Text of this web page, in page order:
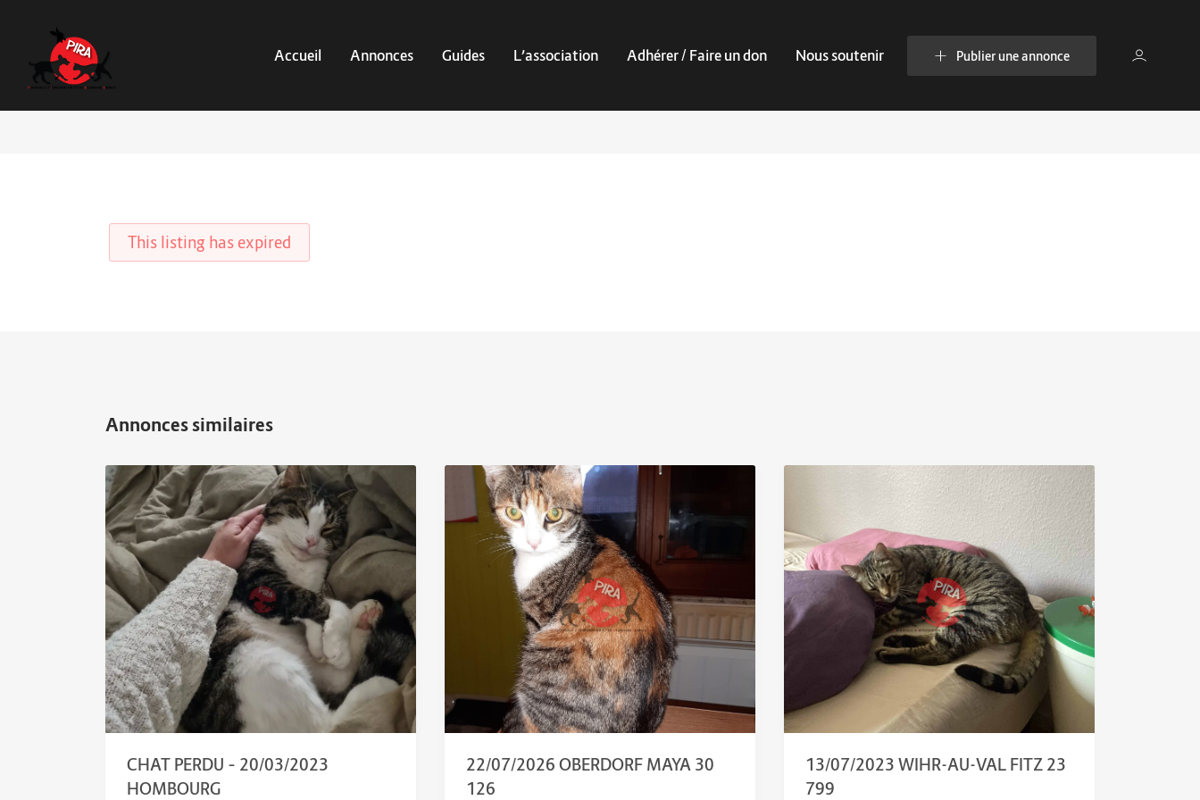
Accueil Annonces Guides L’association Adhérer / Faire un don Nous soutenir Publier une annonce
This listing has expired
CHAT PERDU – 20/03/2023
HOMBOURG
22/07/2026 OBERDORF MAYA 30
126
13/07/2023 WIHR-AU-VAL FITZ 23
799